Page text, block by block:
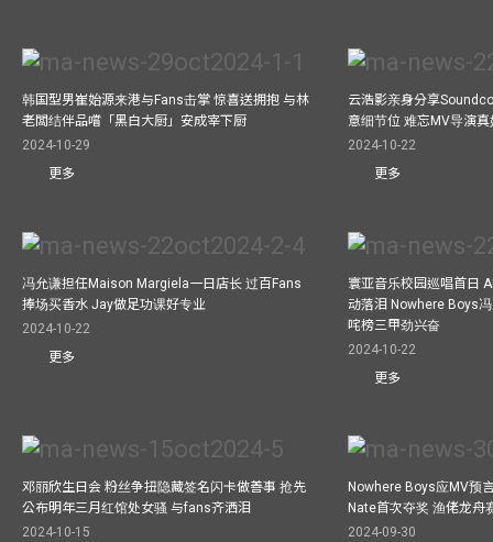
韩国型男崔始源来港与Fans击掌 惊喜送拥抱 与林
老闆结伴品嚐「黑白大厨」安成宰下厨
2024-10-29
更多
云浩影亲身分享
意细节位 难忘MV导演
2024-10-22
更多
冯允谦担任Maison Margiela一日店长 过百Fans
捧场买香水 Jay做足功课好专业
2024-10-22
更多
寰亚音乐校园巡唱首日
动落泪 Nowhere Boys
咤榜三甲劲兴奋
2024-10-22
更多
邓丽欣生日会 粉丝争扭隐藏签名闪卡做善事 抢先
公布明年三月红馆处女骚 与fans齐洒泪
2024-10-15
Nowhere Boys应MV预
Nate首次夺奖 渔佬龙舟
2024-09-30